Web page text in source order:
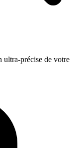
ultra-précise de votre